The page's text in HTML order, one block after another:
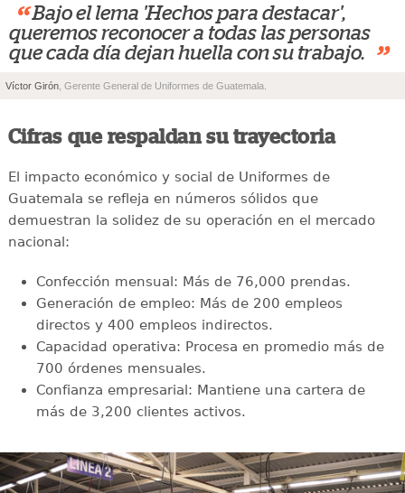
“ Bajo el lema 'Hechos para destacar',
queremos reconocer a todas las personas
que cada día dejan huella con su trabajo.
”
Víctor Girón , Gerente General de Uniformes de Guatemala.
Cifras que respaldan su trayectoria
El impacto económico y social de Uniformes de
Guatemala se refleja en números sólidos que
demuestran la solidez de su operación en el mercado
nacional:
Confección mensual: Más de 76,000 prendas.
Generación de empleo: Más de 200 empleos
directos y 400 empleos indirectos.
Capacidad operativa: Procesa en promedio más de
700 órdenes mensuales.
Confianza empresarial: Mantiene una cartera de
más de 3,200 clientes activos.